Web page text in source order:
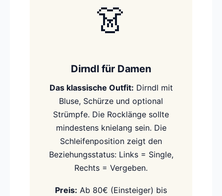
👗
Dirndl für Damen
Das klassische Outfit: Dirndl mit
Bluse, Schürze und optional
Strümpfe. Die Rocklänge sollte
mindestens knielang sein. Die
Schleifenposition zeigt den
Beziehungsstatus: Links = Single,
Rechts = Vergeben.
Preis: Ab 80€ (Einsteiger) bis